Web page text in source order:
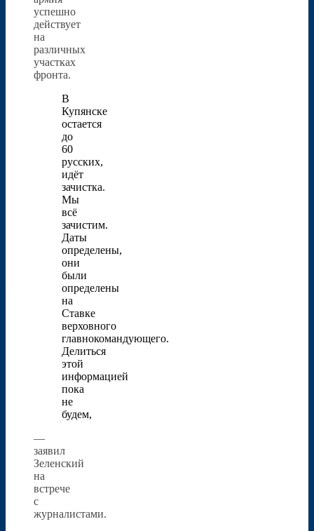
успешно
действует
на
различных
участках
фронта.
В
Купянске
остается
до
60
русских,
идёт
зачистка.
Мы
всё
зачистим.
Даты
определены,
они
были
определены
на
Ставке
верховного
главнокомандующего.
Делиться
этой
информацией
пока
не
будем,
—
заявил
Зеленский
на
встрече
с
журналистами.